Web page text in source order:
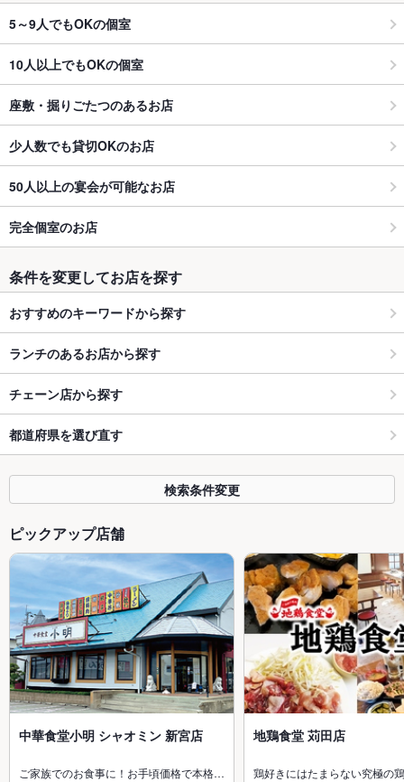
5～9人でもOKの個室
10人以上でもOKの個室
座敷・掘りごたつのあるお店
少人数でも貸切OKのお店
50人以上の宴会が可能なお店
完全個室のお店
条件を変更してお店を探す
おすすめのキーワードから探す
ランチのあるお店から探す
チェーン店から探す
都道府県を選び直す
検索条件変更
ピックアップ店舗
中華食堂小明 シャオミン 新宮店
ご家族でのお食事に！お手頃価格で本格…
地鶏食堂 苅田店
鶏好きにはたまらない究極の